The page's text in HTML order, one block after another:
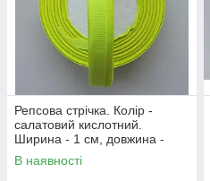
Репсова стрічка. Колір -
салатовий кислотний.
Ширина - 1 см, довжина -
23м
В наявності